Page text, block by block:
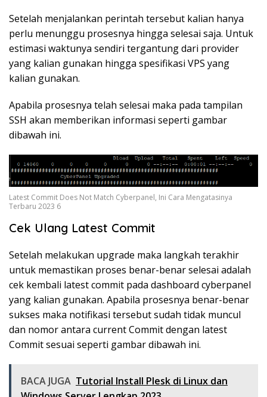
Setelah menjalankan perintah tersebut kalian hanya
perlu menunggu prosesnya hingga selesai saja. Untuk
estimasi waktunya sendiri tergantung dari provider
yang kalian gunakan hingga spesifikasi VPS yang
kalian gunakan.
Apabila prosesnya telah selesai maka pada tampilan
SSH akan memberikan informasi seperti gambar
dibawah ini.
Latest Commit Does Not Match Cyberpanel, Ini Cara Mengatasinya
Terbaru 2023 6
Cek Ulang Latest Commit
Setelah melakukan upgrade maka langkah terakhir
untuk memastikan proses benar-benar selesai adalah
cek kembali latest commit pada dashboard cyberpanel
yang kalian gunakan. Apabila prosesnya benar-benar
sukses maka notifikasi tersebut sudah tidak muncul
dan nomor antara current Commit dengan latest
Commit sesuai seperti gambar dibawah ini.
BACA JUGA Tutorial Install Plesk di Linux dan